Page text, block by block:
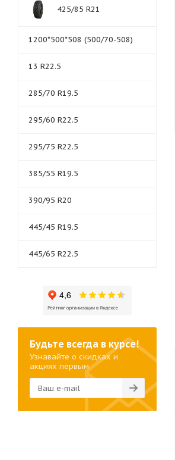
425/85 R21
1200*500*508 (500/70-508)
13 R22.5
285/70 R19.5
295/60 R22.5
295/75 R22.5
385/55 R19.5
390/95 R20
445/45 R19.5
445/65 R22.5
Будьте всегда в курсе!
Узнавайте о скидках и
акциях первым